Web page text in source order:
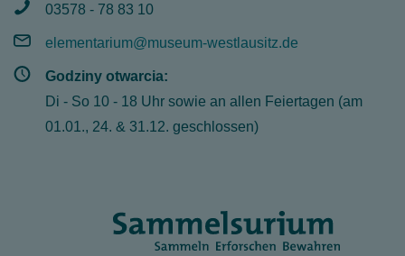
03578 - 78 83 10
elementarium@museum-westlausitz.de
Godziny otwarcia:
Di - So 10 - 18 Uhr sowie an allen Feiertagen (am
01.01., 24. & 31.12. geschlossen)